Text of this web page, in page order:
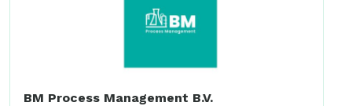
BM Process Management B.V.